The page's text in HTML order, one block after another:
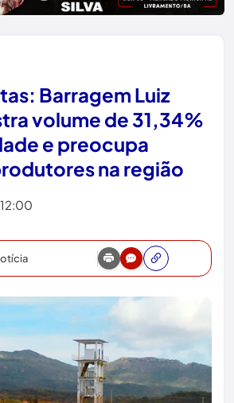
Barragem Luiz
volume de 31,34%
e preocupa
na região